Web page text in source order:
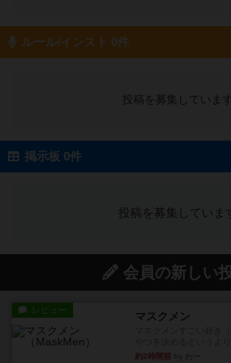
ルール/インスト 0件
投稿を募集しています
掲示板 0件
投稿を募集していま
会員の新しい
レビュー マスクメン
約2時間前